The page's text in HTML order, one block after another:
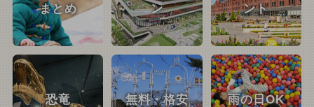
まとめ
ン
ント
恐竜 無料・格安 雨の日OK